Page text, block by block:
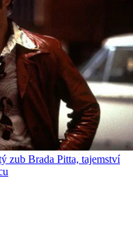
zub Brada Pitta, tajemství